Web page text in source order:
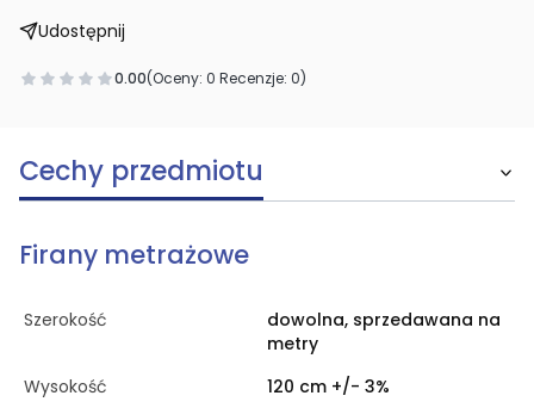
Udostępnij
0.00(Oceny: 0 Recenzje: 0)
Cechy przedmiotu
Firany metrażowe
Szerokość
dowolna, sprzedawana na
metry
Wysokość
120 cm +/- 3%